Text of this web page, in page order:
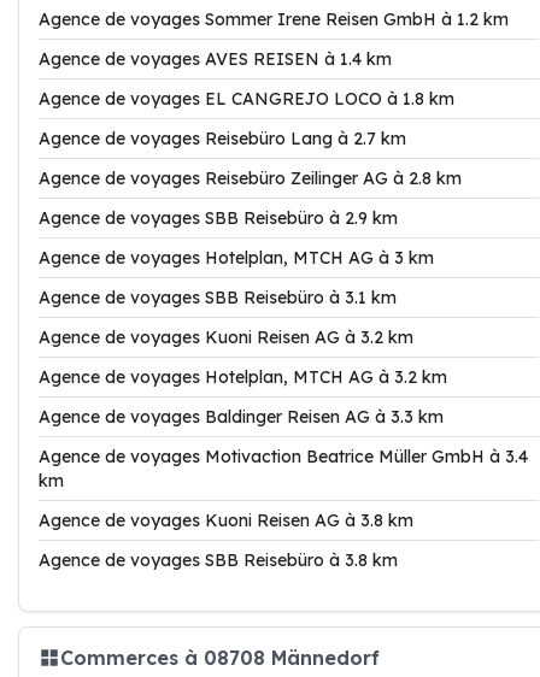
Agence de voyages Sommer Irene Reisen GmbH à 1.2 km
Agence de voyages AVES REISEN à 1.4 km
Agence de voyages EL CANGREJO LOCO à 1.8 km
Agence de voyages Reisebüro Lang à 2.7 km
Agence de voyages Reisebüro Zeilinger AG à 2.8 km
Agence de voyages SBB Reisebüro à 2.9 km
Agence de voyages Hotelplan, MTCH AG à 3 km
Agence de voyages SBB Reisebüro à 3.1 km
Agence de voyages Kuoni Reisen AG à 3.2 km
Agence de voyages Hotelplan, MTCH AG à 3.2 km
Agence de voyages Baldinger Reisen AG à 3.3 km
Agence de voyages Motivaction Beatrice Müller GmbH à 3.4
km
Agence de voyages Kuoni Reisen AG à 3.8 km
Agence de voyages SBB Reisebüro à 3.8 km
Commerces à 08708 Männedorf